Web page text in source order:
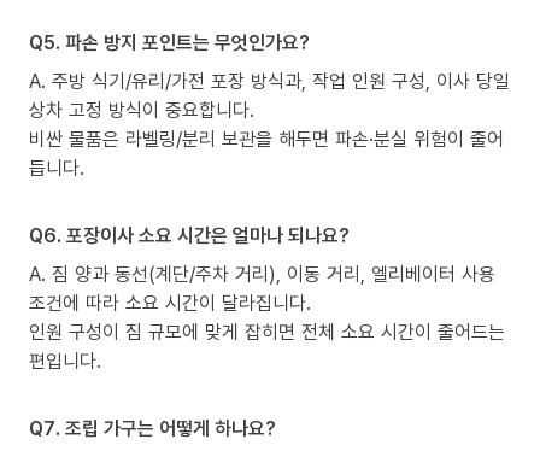
Q5. 파손 방지 포인트는 무엇인가요?
A. 주방 식기/유리/가전 포장 방식과, 작업 인원 구성, 이사 당일
상차 고정 방식이 중요합니다.
비싼 물품은 라벨링/분리 보관을 해두면 파손·분실 위험이 줄어
듭니다.
Q6. 포장이사 소요 시간은 얼마나 되나요?
A. 짐 양과 동선(계단/주차 거리), 이동 거리, 엘리베이터 사용
조건에 따라 소요 시간이 달라집니다.
인원 구성이 짐 규모에 맞게 잡히면 전체 소요 시간이 줄어드는
편입니다.
Q7. 조립 가구는 어떻게 하나요?